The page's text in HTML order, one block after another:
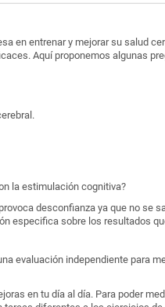
en entrenar y mejorar su salud
Aquí proponemos algunas
la estimulación cognitiva?
desconfianza ya que no se
especifica sobre los resultados
evaluación independiente para
en tu día al día. Para poder